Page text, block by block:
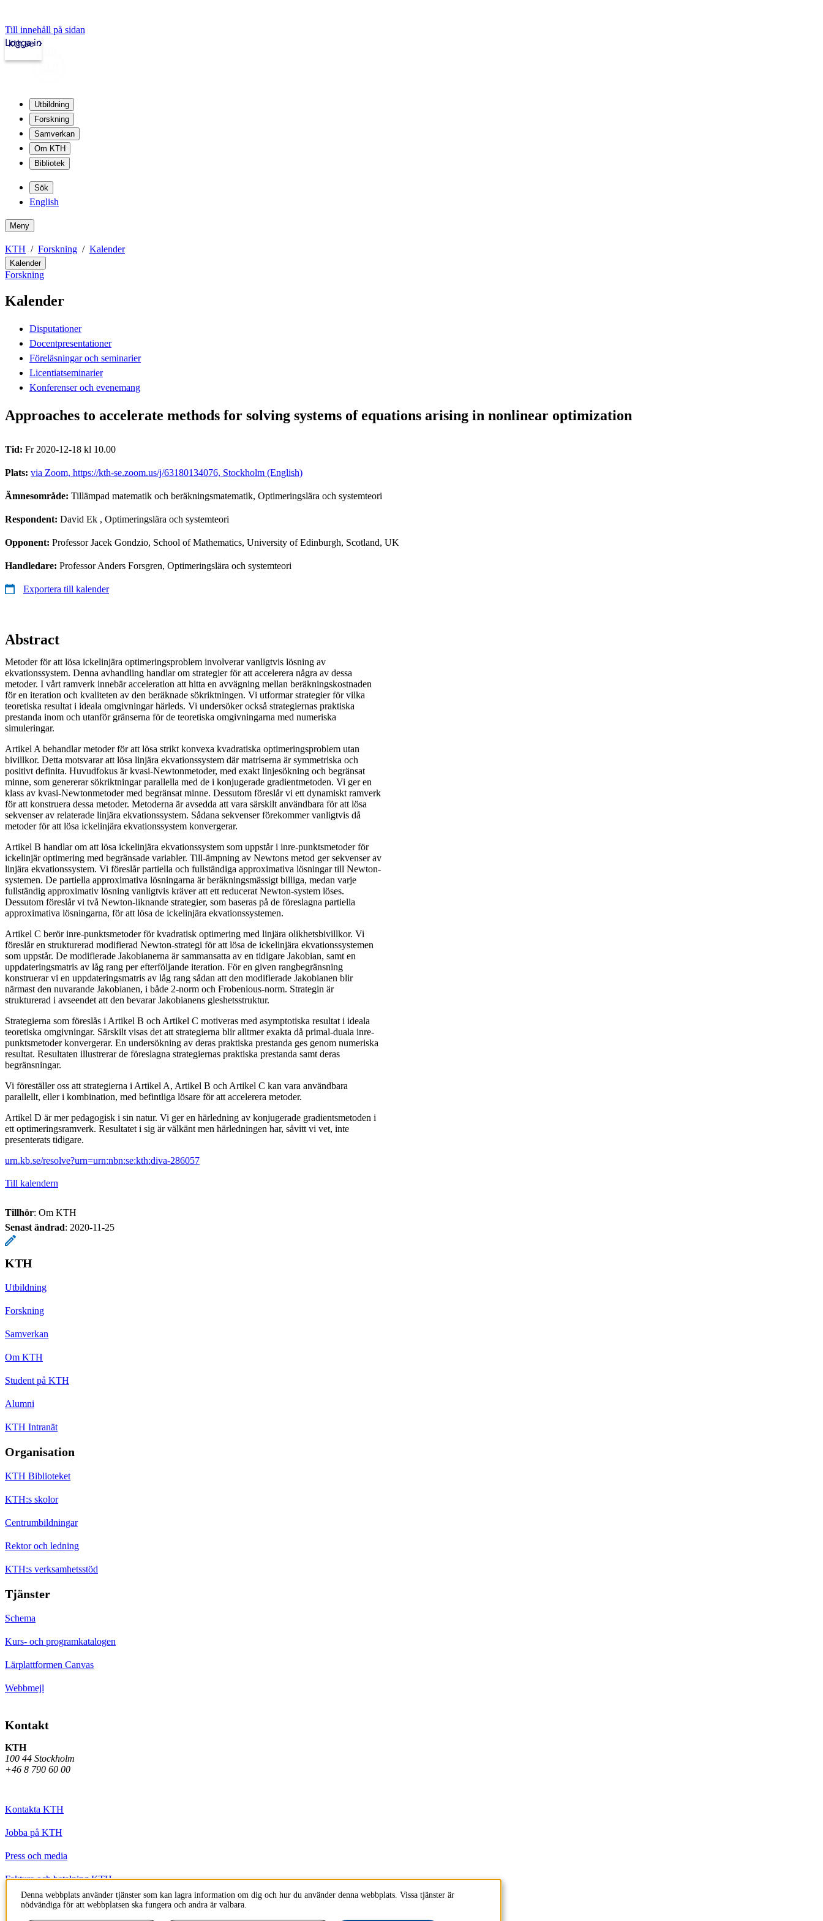
Till innehåll på sidan
kth.se
Logga in
Utbildning
Forskning
Samverkan
Om KTH
Bibliotek
Sök
English
Meny
KTH Forskning Kalender
Kalender
Forskning
Kalender
Disputationer
Docentpresentationer
Föreläsningar och seminarier
Licentiatseminarier
Konferenser och evenemang
Approaches to accelerate methods for solving systems of equations arising in nonlinear optimization
Tid: Fr 2020-12-18 kl 10.00
Plats: via Zoom, https://kth-se.zoom.us/j/63180134076, Stockholm (English)
Ämnesområde: Tillämpad matematik och beräkningsmatematik, Optimeringslära och systemteori
Respondent: David Ek , Optimeringslära och systemteori
Opponent: Professor Jacek Gondzio, School of Mathematics, University of Edinburgh, Scotland, UK
Handledare: Professor Anders Forsgren, Optimeringslära och systemteori
Exportera till kalender
Abstract
Metoder för att lösa ickelinjära optimeringsproblem involverar vanligtvis lösning av
ekvationssystem. Denna avhandling handlar om strategier för att accelerera några av dessa
metoder. I vårt ramverk innebär acceleration att hitta en avvägning mellan beräkningskostnaden
för en iteration och kvaliteten av den beräknade sökriktningen. Vi utformar strategier för vilka
teoretiska resultat i ideala omgivningar härleds. Vi undersöker också strategiernas praktiska
prestanda inom och utanför gränserna för de teoretiska omgivningarna med numeriska
simuleringar.
Artikel A behandlar metoder för att lösa strikt konvexa kvadratiska optimeringsproblem utan
bivillkor. Detta motsvarar att lösa linjära ekvationssystem där matriserna är symmetriska och
positivt definita. Huvudfokus är kvasi-Newtonmetoder, med exakt linjesökning och begränsat
minne, som genererar sökriktningar parallella med de i konjugerade gradientmetoden. Vi ger en
klass av kvasi-Newtonmetoder med begränsat minne. Dessutom föreslår vi ett dynamiskt ramverk
för att konstruera dessa metoder. Metoderna är avsedda att vara särskilt användbara för att lösa
sekvenser av relaterade linjära ekvationssystem. Sådana sekvenser förekommer vanligtvis då
metoder för att lösa ickelinjära ekvationssystem konvergerar.
Artikel B handlar om att lösa ickelinjära ekvationssystem som uppstår i inre-punktsmetoder för
ickelinjär optimering med begränsade variabler. Till-ämpning av Newtons metod ger sekvenser av
linjära ekvationssystem. Vi föreslår partiella och fullständiga approximativa lösningar till Newton-
systemen. De partiella approximativa lösningarna är beräkningsmässigt billiga, medan varje
fullständig approximativ lösning vanligtvis kräver att ett reducerat Newton-system löses.
Dessutom föreslår vi två Newton-liknande strategier, som baseras på de föreslagna partiella
approximativa lösningarna, för att lösa de ickelinjära ekvationssystemen.
Artikel C berör inre-punktsmetoder för kvadratisk optimering med linjära olikhetsbivillkor. Vi
föreslår en strukturerad modifierad Newton-strategi för att lösa de ickelinjära ekvationssystemen
som uppstår. De modifierade Jakobianerna är sammansatta av en tidigare Jakobian, samt en
uppdateringsmatris av låg rang per efterföljande iteration. För en given rangbegränsning
konstruerar vi en uppdateringsmatris av låg rang sådan att den modifierade Jakobianen blir
närmast den nuvarande Jakobianen, i både 2-norm och Frobenious-norm. Strategin är
strukturerad i avseendet att den bevarar Jakobianens gleshetsstruktur.
Strategierna som föreslås i Artikel B och Artikel C motiveras med asymptotiska resultat i ideala
teoretiska omgivningar. Särskilt visas det att strategierna blir alltmer exakta då primal-duala inre-
punktsmetoder konvergerar. En undersökning av deras praktiska prestanda ges genom numeriska
resultat. Resultaten illustrerar de föreslagna strategiernas praktiska prestanda samt deras
begränsningar.
Vi föreställer oss att strategierna i Artikel A, Artikel B och Artikel C kan vara användbara
parallellt, eller i kombination, med befintliga lösare för att accelerera metoder.
Artikel D är mer pedagogisk i sin natur. Vi ger en härledning av konjugerade gradientsmetoden i
ett optimeringsramverk. Resultatet i sig är välkänt men härledningen har, såvitt vi vet, inte
presenterats tidigare.
urn.kb.se/resolve?urn=urn:nbn:se:kth:diva-286057
Till kalendern
Tillhör: Om KTH
Senast ändrad: 2020-11-25
KTH
Utbildning
Forskning
Samverkan
Om KTH
Student på KTH
Alumni
KTH Intranät
Organisation
KTH Biblioteket
KTH:s skolor
Centrumbildningar
Rektor och ledning
KTH:s verksamhetsstöd
Tjänster
Schema
Kurs- och programkatalogen
Lärplattformen Canvas
Webbmejl
Kontakt
KTH
100 44 Stockholm
+46 8 790 60 00
Kontakta KTH
Jobba på KTH
Press och media
Faktura och betalning KTH
Om KTH:s webbplatser
Denna webbplats använder tjänster som kan lagra information om dig och hur du använder denna webbplats. Vissa tjänster är
nödvändiga för att webbplatsen ska fungera och andra är valbara.